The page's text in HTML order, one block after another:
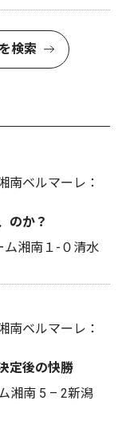
検索
南ベルマーレ：
のか？
ム湘南１-０清水
南ベルマーレ：
定後の快勝
湘南 5 – 2新潟